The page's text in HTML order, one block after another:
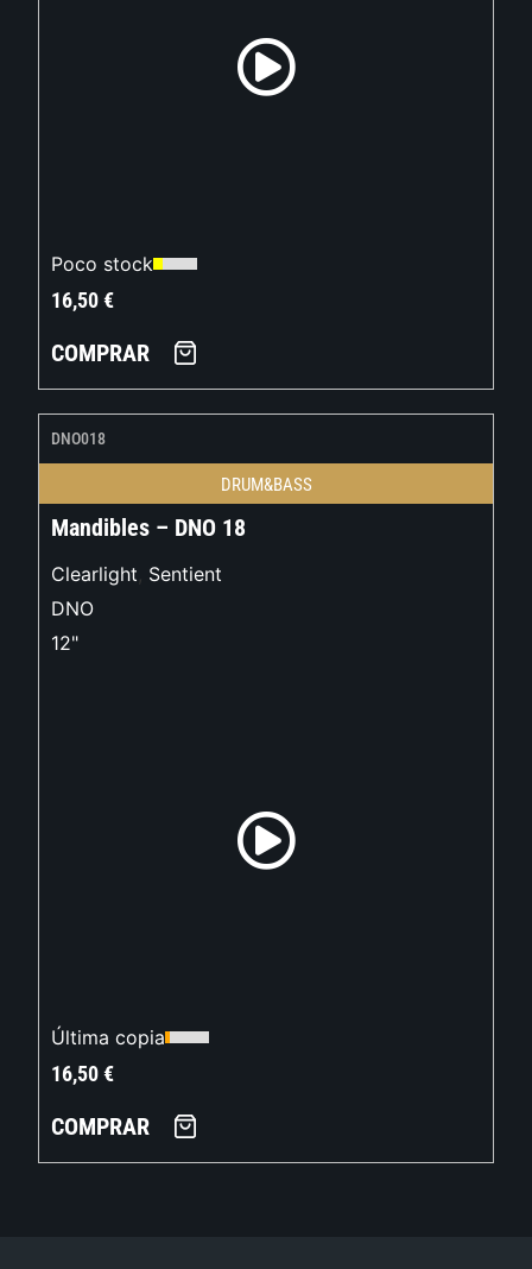
Poco stock
16,50€
COMPRAR
DNO018
DRUM&BASS
Mandibles – DNO 18
Clearlight, Sentient
DNO
12"
Última copia
16,50€
COMPRAR